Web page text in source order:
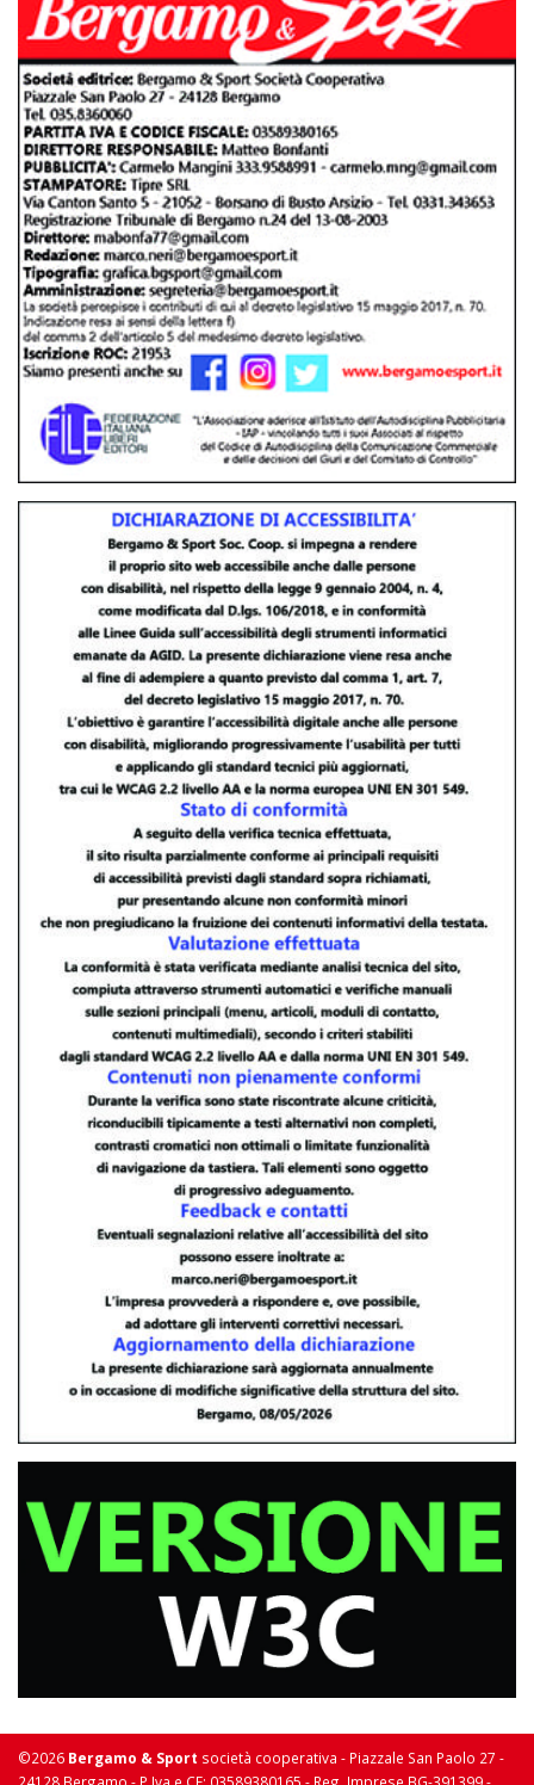
©2026 Bergamo & Sport società cooperativa - Piazzale San Paolo 27 -